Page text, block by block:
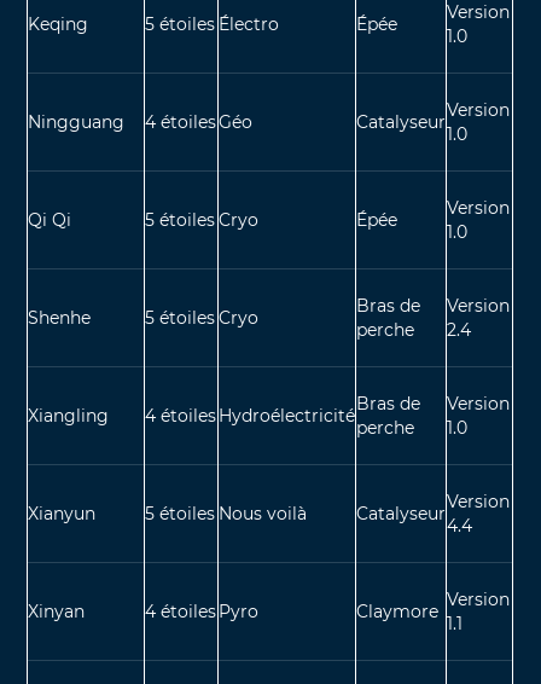
Keqing 5 étoiles Électro Épée
Version
1.0
Ningguang 4 étoilesGéo Catalyseur
Version
1.0
Qi Qi 5 étoilesCryo Épée
Version
1.0
Shenhe 5 étoilesCryo
Bras de
perche
Version
2.4
Xiangling 4 étoiles Hydroélectricité
Bras de
perche
Version
1.0
Xianyun 5 étoiles Nous voilà Catalyseur
Version
4.4
Xinyan 4 étoiles Pyro Claymore
Version
1.1